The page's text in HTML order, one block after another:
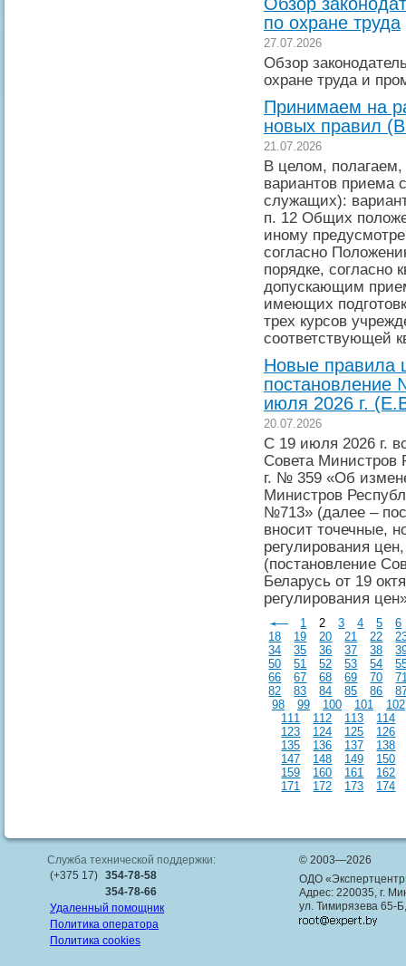
по охране труда
27.07.2026
Обзор
охране труда и
Принимаем на
новых правил
21.07.2026
В целом,
вариантов приема
служащих):
п. 12 Общих
иному
согласно
порядке, согласно
допускающим
имеющих
трех курсов
соответствующей
Новые правила
постановление
июля 2026 г.
20.07.2026
С 19 июля 2026 г.
Совета Министров
г. № 359 «Об
Министров
№713» (далее –
вносит точечные,
регулирования
(постановление
Беларусь от 19
регулирования
1 2 3 4 5
6
18
19 20 21 22
34
35 36 37 38
50
51 52 53 54
66
67 68 69 70
82
83 84 85 86
98
99 100 101
102
111
112 113
114
123
124 125
126
135
136 137
138
147
148 149
150
159
160 161
162
171
172 173 174
Служба технической поддержки:
(+375 17) 354-78-58
354-78-66
Удаленный помощник
Политика оператора
Политика cookies
© 2003—2026
ОДО
Адрес: 220035, г.
ул. Тимирязева 65-